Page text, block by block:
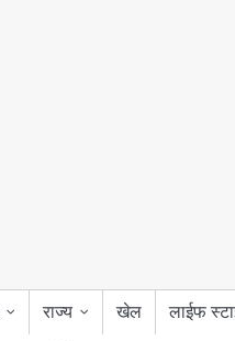
राज्य
खेल लाईफ